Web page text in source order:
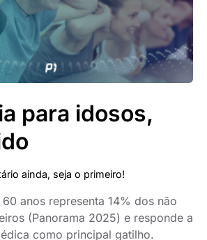
para idosos,
ainda, seja o primeiro!
anos representa 14% dos não
(Panorama 2025) e responde a
como principal gatilho.